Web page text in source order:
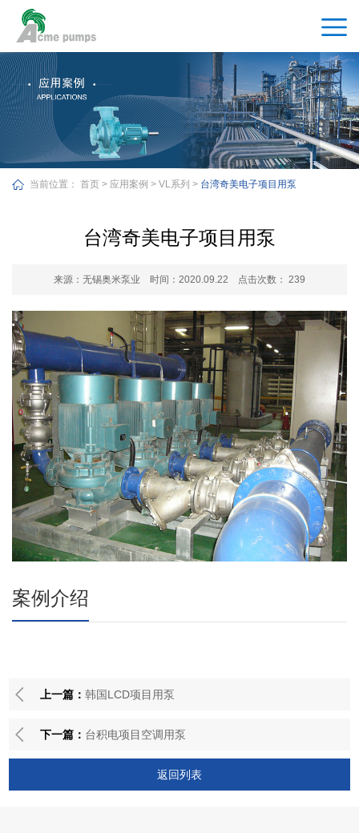
当前位置： 首页 > 应用案例 > VL系列 > 台湾奇美电子项目用泵
台湾奇美电子项目用泵
来源：无锡奥米泵业 时间：2020.09.22 点击次数： 239
案例介绍
上一篇： 韩国LCD项目用泵
下一篇： 台积电项目空调用泵
返回列表